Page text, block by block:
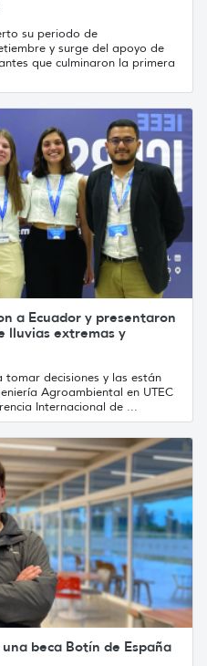
su periodo de
y surge del apoyo de
que culminaron la primera
a Ecuador y presentaron
lluvias extremas y
tomar decisiones y las están
Agroambiental en UTEC
Internacional de ...
beca Botín de España